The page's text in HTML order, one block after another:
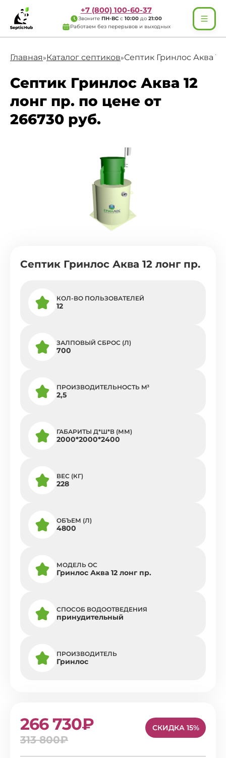
+7 (800) 100-60-37
Звоните ПН-ВС с 10:00 до 21:00
Работаем без перерывов и выходных
Главная»Каталог септиков»Септик Гринлос Аква 12
Септик Гринлос Аква 12
лонг пр. по цене от
266730 руб.
Септик Гринлос Аква 12 лонг пр.
КОЛ-ВО ПОЛЬЗОВАТЕЛЕЙ
12
ЗАЛПОВЫЙ СБРОС (Л)
700
ПРОИЗВОДИТЕЛЬНОСТЬ M³
2,5
ГАБАРИТЫ Д*Ш*В (ММ)
2000*2000*2400
ВЕС (КГ)
228
ОБЪЕМ (Л)
4800
МОДЕЛЬ ОС
Гринлос Аква 12 лонг пр.
СПОСОБ ВОДООТВЕДЕНИЯ
принудительный
ПРОИЗВОДИТЕЛЬ
Гринлос
266 730₽
313 800₽
СКИДКА 15%